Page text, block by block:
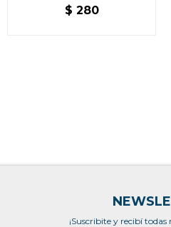
$ 280
¡Suscribite y recibí todas